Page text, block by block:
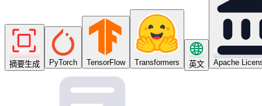
摘要生成 PyTorch TensorFlow Transformers 英文 Apache